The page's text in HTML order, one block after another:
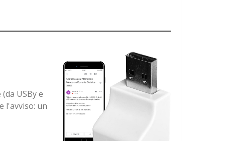
USBy e
l'avviso: un